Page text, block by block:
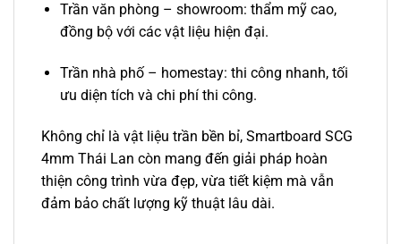
Trần văn phòng – showroom: thẩm mỹ cao,
đồng bộ với các vật liệu hiện đại.
Trần nhà phố – homestay: thi công nhanh, tối
ưu diện tích và chi phí thi công.
Không chỉ là vật liệu trần bền bỉ, Smartboard SCG
4mm Thái Lan còn mang đến giải pháp hoàn
thiện công trình vừa đẹp, vừa tiết kiệm mà vẫn
đảm bảo chất lượng kỹ thuật lâu dài.